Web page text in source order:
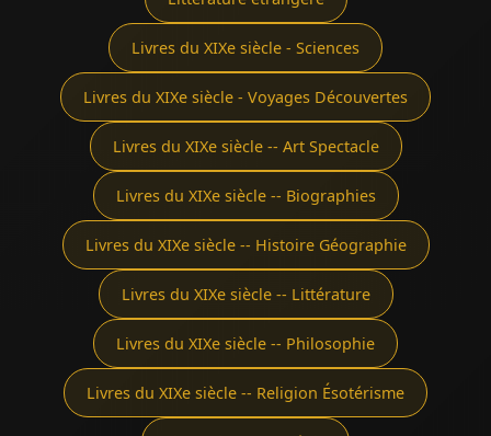
Livres du XIXe siècle - Sciences
Livres du XIXe siècle - Voyages Découvertes
Livres du XIXe siècle -- Art Spectacle
Livres du XIXe siècle -- Biographies
Livres du XIXe siècle -- Histoire Géographie
Livres du XIXe siècle -- Littérature
Livres du XIXe siècle -- Philosophie
Livres du XIXe siècle -- Religion Ésotérisme